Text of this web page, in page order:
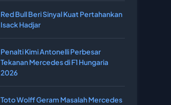
Red Bull Beri Sinyal Kuat Pertahankan
Isack Hadjar
Penalti Kimi Antonelli Perbesar
Tekanan Mercedes di F1 Hungaria
2026
Toto Wolff Geram Masalah Mercedes